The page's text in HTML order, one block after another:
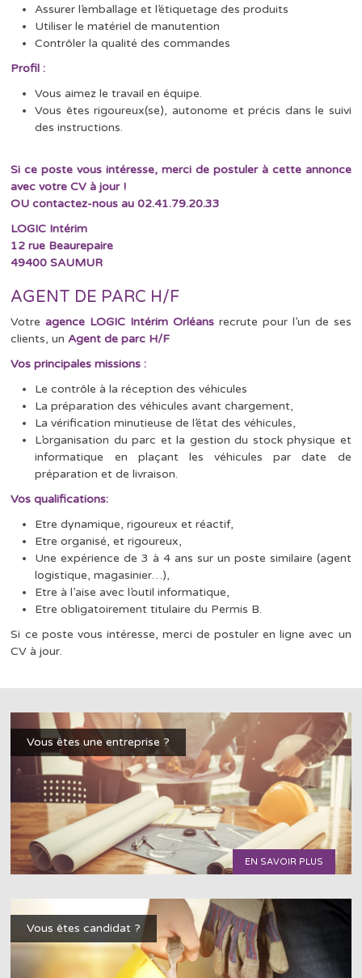
Assurer l’emballage et l’étiquetage des produits
Utiliser le matériel de manutention
Contrôler la qualité des commandes
Profil :
Vous aimez le travail en équipe.
Vous êtes rigoureux(se), autonome et précis dans le suivi
des instructions.
Si ce poste vous intéresse, merci de postuler à cette annonce
avec votre CV à jour !
OU contactez-nous au 02.41.79.20.33
LOGIC Intérim
12 rue Beaurepaire
49400 SAUMUR
AGENT DE PARC H/F
Votreagence LOGIC Intérim Orléans recrute pour l’un de ses
clients, unAgent de parc H/F
Vos principales missions :
Le contrôle à la réception des véhicules
La préparation des véhicules avant chargement,
La vérification minutieuse de l’état des véhicules,
L’organisation du parc et la gestion du stock physique et
informatique en plaçant les véhicules par date de
préparation et de livraison.
Vos qualifications:
Etre dynamique, rigoureux et réactif,
Etre organisé, et rigoureux,
Une expérience de 3 à 4 ans sur un poste similaire (agent
logistique, magasinier…),
Etre à l’aise avec l’outil informatique,
Etre obligatoirement titulaire du Permis B.
Si ce poste vous intéresse, merci de postuler en ligne avec un
CV à jour.
Vous êtes une entreprise ?
EN SAVOIR PLUS
Vous êtes candidat ?